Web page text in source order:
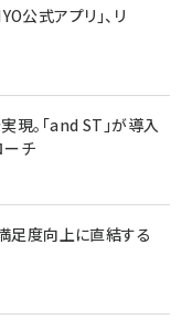
公式アプリ」、リ
。「and ST」が導入
チ
足度向上に直結する